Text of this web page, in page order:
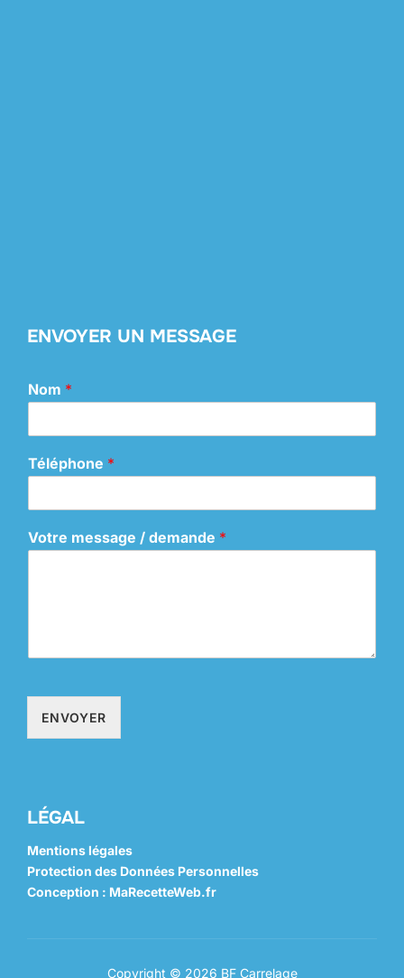
ENVOYER UN MESSAGE
Nom *
Téléphone *
Votre message / demande *
ENVOYER
LÉGAL
Mentions légales
Protection des Données Personnelles
Conception : MaRecetteWeb.fr
Copyright © 2026 BF Carrelage